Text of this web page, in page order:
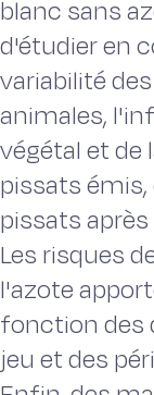
blanc sans
d'étudier en
variabilité
animales,
végétal et de
pissats émis,
pissats
Les risques
l'azote
fonction des
jeu et des